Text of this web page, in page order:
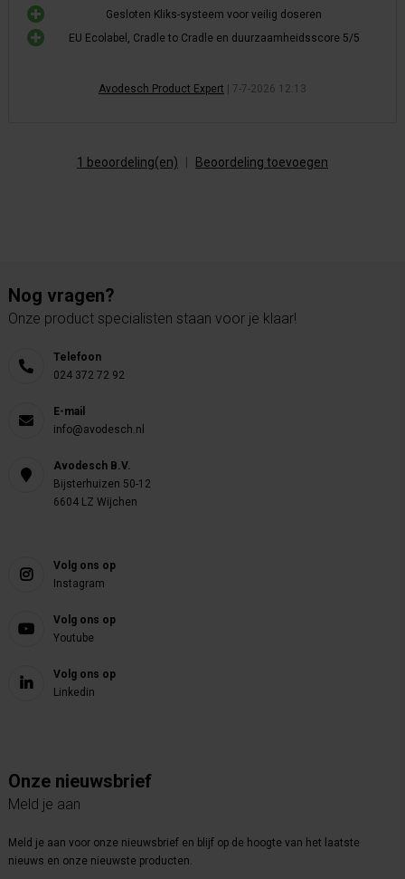
Gesloten Kliks-systeem voor veilig doseren
EU Ecolabel, Cradle to Cradle en duurzaamheidsscore 5/5
Avodesch Product Expert 7-7-2026 12:13
1 beoordeling(en) Beoordeling toevoegen
Nog vragen?
Onze product specialisten staan voor je klaar!
Telefoon
024 372 72 92
E-mail
info@avodesch.nl
Avodesch B.V.
Bijsterhuizen 50-12
6604 LZ Wijchen
Volg ons op
Instagram
Volg ons op
Youtube
Volg ons op
Linkedin
Onze nieuwsbrief
Meld je aan
Meld je aan voor onze nieuwsbrief en blijf op de hoogte van het laatste
nieuws en onze nieuwste producten.